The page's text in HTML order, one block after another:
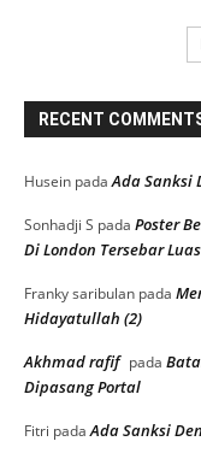
RECENT
Husein padaAda Sanksi
Sonhadji S pada Poster
Di London Tersebar
Franky saribulan pada
Hidayatullah (2)
Akhmad rafif pada
Dipasang Portal
Fitri padaAda Sanksi